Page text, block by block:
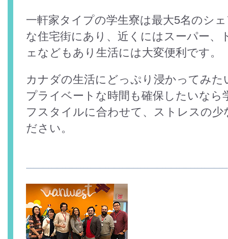
一軒家タイプの学生寮は最大5名のシ
な住宅街にあり、近くにはスーパー、
ェなどもあり生活には大変便利です。
カナダの生活にどっぷり浸かってみ
プライベートな時間も確保したいなら
フスタイルに合わせて、ストレスの
ださい。